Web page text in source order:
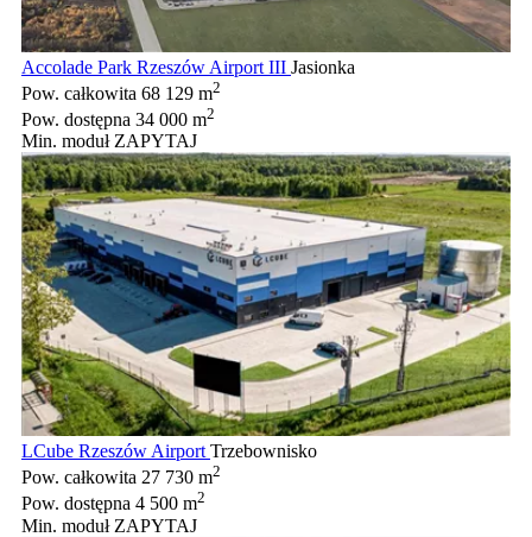
Accolade Park Rzeszów Airport III Jasionka
Pow. całkowita 68 129 m2
Pow. dostępna 34 000 m2
Min. moduł ZAPYTAJ
LCube Rzeszów Airport Trzebownisko
Pow. całkowita 27 730 m2
Pow. dostępna 4 500 m2
Min. moduł ZAPYTAJ